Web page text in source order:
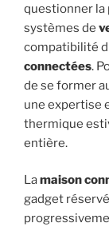
questionner la
systèmes de
compatibilité
connectées.
de se former
une expertise
thermique
entière.
Lamaison
gadget